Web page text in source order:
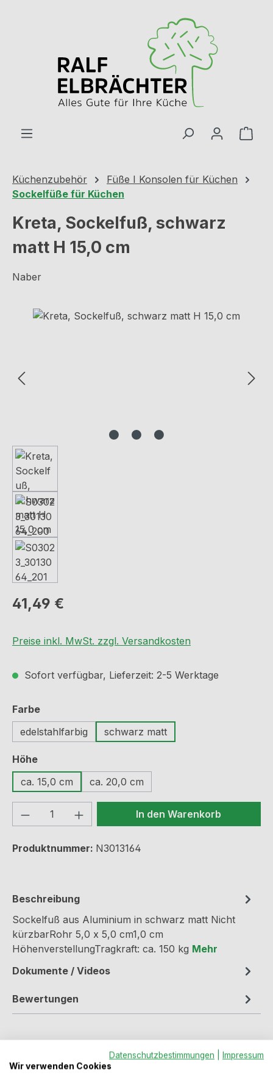
Küchenzubehör
Füße I Konsolen für Küchen
Sockelfüße für Küchen
Kreta, Sockelfuß, schwarz
matt H 15,0 cm
Naber
Bildergalerie überspringen
Regulärer Preis:
41,49 €
Preise inkl. MwSt. zzgl. Versandkosten
Sofort verfügbar, Lieferzeit: 2-5 Werktage
Farbeauswählen
edelstahlfarbig
schwarz matt
Höheauswählen
ca. 15,0 cm
ca. 20,0 cm
Produkt Anzahl: Gib denIn den Warenkorb
Produktnummer: N3013164
Beschreibung
Sockelfuß aus Aluminium in schwarz matt Nicht
kürzbarRohr 5,0 x 5,0 cm1,0 cm
HöhenverstellungTragkraft: ca. 150 kg Mehr
Dokumente / Videos
Bewertungen
Datenschutzbestimmungen
Impressum
Wir verwenden Cookies